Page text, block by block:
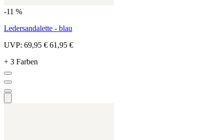
-11 %
Ledersandalette - blau
UVP: 69,95 € 61,95 €
+ 3 Farben